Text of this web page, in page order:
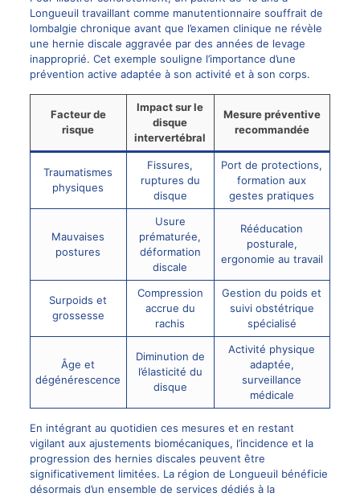
Longueuil travaillant comme manutentionnaire souffrait de
lombalgie chronique avant que l’examen clinique ne révèle
une hernie discale aggravée par des années de levage
inapproprié. Cet exemple souligne l’importance d’une
prévention active adaptée à son activité et à son corps.
Facteur de
risque
Impact sur le
disque
intervertébral
Mesure préventive
recommandée
Traumatismes
physiques
Fissures,
ruptures du
disque
Port de protections,
formation aux
gestes pratiques
Mauvaises
postures
Usure
prématurée,
déformation
discale
Rééducation
posturale,
ergonomie au travail
Surpoids et
grossesse
Compression
accrue du
rachis
Gestion du poids et
suivi obstétrique
spécialisé
Âge et
dégénérescence
Diminution de
l’élasticité du
disque
Activité physique
adaptée,
surveillance
médicale
En intégrant au quotidien ces mesures et en restant
vigilant aux ajustements biomécaniques, l’incidence et la
progression des hernies discales peuvent être
significativement limitées. La région de Longueuil bénéficie
désormais d’un ensemble de services dédiés à la